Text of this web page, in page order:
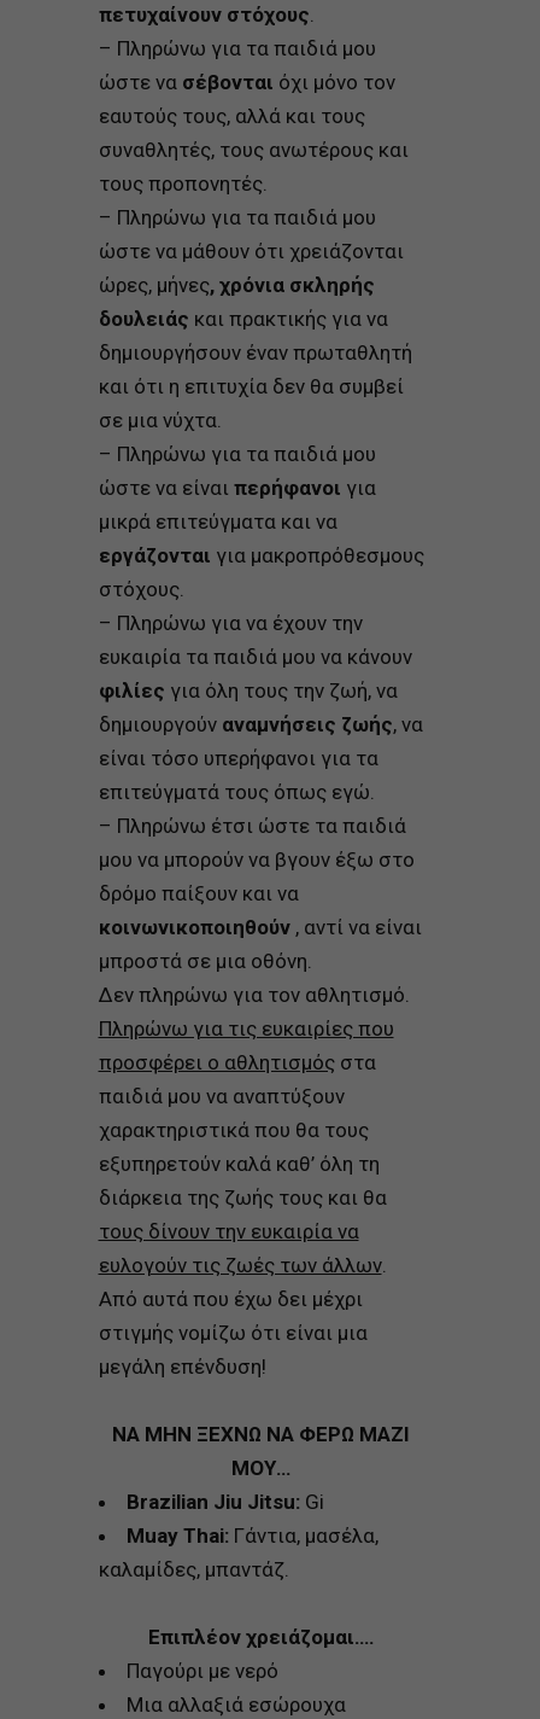
πετυχαίνουν στόχους.
– Πληρώνω για τα παιδιά μου
ώστε να σέβονται όχι μόνο τον
εαυτούς τους, αλλά και τους
συναθλητές, τους ανωτέρους και
τους προπονητές.
– Πληρώνω για τα παιδιά μου
ώστε να μάθουν ότι χρειάζονται
ώρες, μήνες, χρόνια σκληρής
δουλειάς και πρακτικής για να
δημιουργήσουν έναν πρωταθλητή
και ότι η επιτυχία δεν θα συμβεί
σε μια νύχτα.
– Πληρώνω για τα παιδιά μου
ώστε να είναι περήφανοι για
μικρά επιτεύγματα και να
εργάζονται για μακροπρόθεσμους
στόχους.
– Πληρώνω για να έχουν την
ευκαιρία τα παιδιά μου να κάνουν
φιλίες για όλη τους την ζωή, να
δημιουργούν αναμνήσεις ζωής, να
είναι τόσο υπερήφανοι για τα
επιτεύγματά τους όπως εγώ.
– Πληρώνω έτσι ώστε τα παιδιά
μου να μπορούν να βγουν έξω στο
δρόμο παίξουν και να
κοινωνικοποιηθούν, αντί να είναι
μπροστά σε μια οθόνη.
Δεν πληρώνω για τον αθλητισμό.
Πληρώνω για τις ευκαιρίες που
προσφέρει ο αθλητισμόςστα
παιδιά μου να αναπτύξουν
χαρακτηριστικά που θα τους
εξυπηρετούν καλά καθ’ όλη τη
διάρκεια της ζωής τους και θα
τους δίνουν την ευκαιρία να
ευλογούν τις ζωές των άλλων.
Από αυτά που έχω δει μέχρι
στιγμής νομίζω ότι είναι μια
μεγάλη επένδυση!
ΝΑ ΜΗΝ ΞΕΧΝΩ ΝΑ ΦΕΡΩ ΜΑΖΙ
ΜΟΥ…
Brazilian Jiu Jitsu: Gi
Muay Thai: Γάντια, μασέλα,
καλαμίδες, μπαντάζ.
Επιπλέον χρειάζομαι….
Παγούρι με νερό
Μια αλλαξιά εσώρουχα